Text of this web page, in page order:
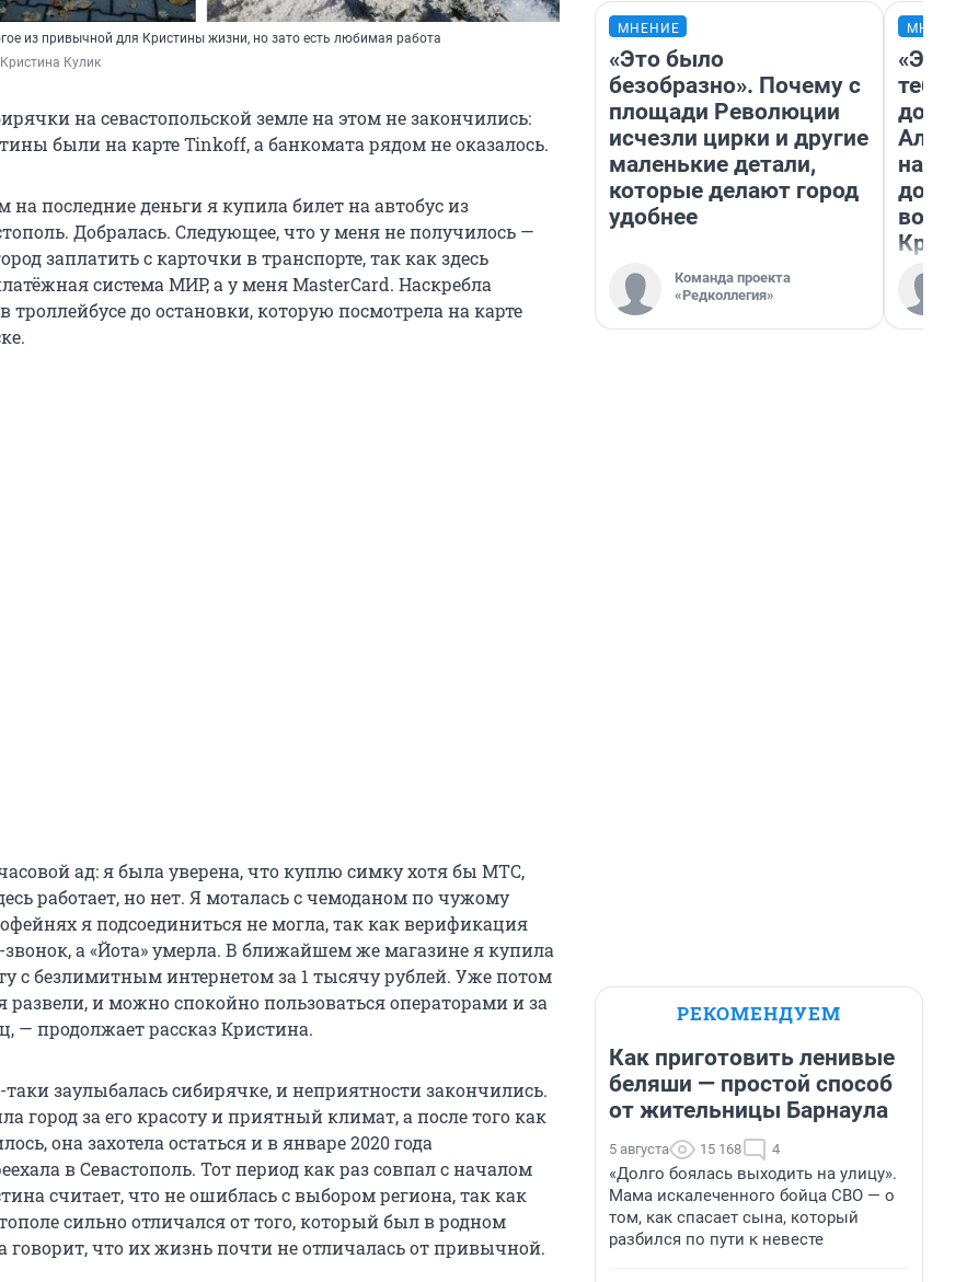
из привычной для Кристины жизни, но зато есть любимая работа
Кулик
на севастопольской земле на этом не закончились:
были на карте Tinkoff, а банкомата рядом не оказалось.
на последние деньги я купила билет на автобус из
Добралась. Следующее, что у меня не получилось —
заплатить с карточки в транспорте, так как здесь
система МИР, а у меня MasterCard. Наскребла
троллейбусе до остановки, которую посмотрела на карте
ад: я была уверена, что куплю симку хотя бы МТС,
работает, но нет. Я моталась с чемоданом по чужому
я подсоединиться не могла, так как верификация
звонок, а «Йота» умерла. В ближайшем же магазине я купила
с безлимитным интернетом за 1 тысячу рублей. Уже потом
развели, и можно спокойно пользоваться операторами и за
— продолжает рассказ Кристина.
заулыбалась сибирячке, и неприятности закончились.
город за его красоту и приятный климат, а после того как
она захотела остаться и в январе 2020 года
в Севастополь. Тот период как раз совпал с началом
считает, что не ошиблась с выбором региона, так как
сильно отличался от того, который был в родном
говорит, что их жизнь почти не отличалась от привычной.
МНЕНИЕ
«Это было
безобразно». Почему с
площади Революции
исчезли цирки и другие
маленькие детали,
которые делают город
удобнее
Команда проекта
«Редколлегия»
«Эй,
на
РЕКОМЕНДУЕМ
Как приготовить ленивые
беляши — простой способ
от жительницы Барнаула
5 августа 15 168 4
«Долго боялась выходить на улицу».
Мама искалеченного бойца СВО — о
том, как спасает сына, который
разбился по пути к невесте